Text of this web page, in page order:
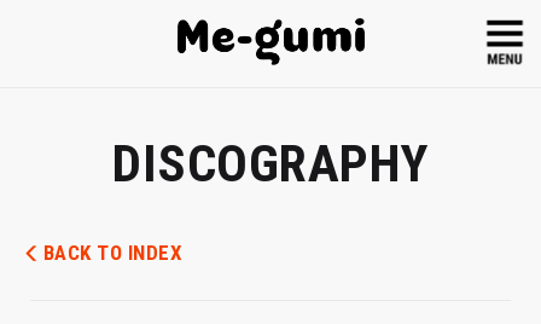
DISCOGRAPHY
BACK TO INDEX